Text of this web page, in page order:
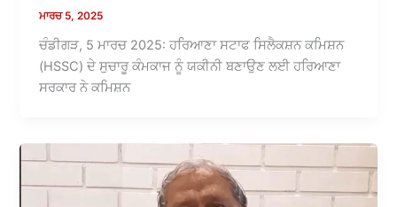
ਮਾਰਚ 5, 2025
ਚੰਡੀਗੜ, 5 ਮਾਰਚ 2025: ਹਰਿਆਣਾ ਸਟਾਫ ਸਿਲੈਕਸ਼ਨ ਕਮਿਸ਼ਨ
(HSSC) ਦੇ ਸੁਚਾਰੂ ਕੰਮਕਾਜ ਨੂੰ ਯਕੀਨੀ ਬਣਾਉਣ ਲਈ ਹਰਿਆਣਾ
ਸਰਕਾਰ ਨੇ ਕਮਿਸ਼ਨ